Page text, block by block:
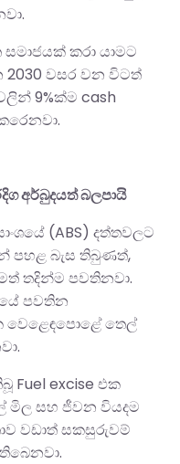
කරා යාමට
වසර වන විටත්
9%ක්ම cash
අර්බුදයත් බලපායි
(ABS) දත්තවලට
පහළ බැස තිබුණත්,
තදින්ම පවතිනවා.
පවතින
තෙල්
Fuel excise එක
මිල සහ ජීවන වියදම
වඩාත් සකසුරුවම්